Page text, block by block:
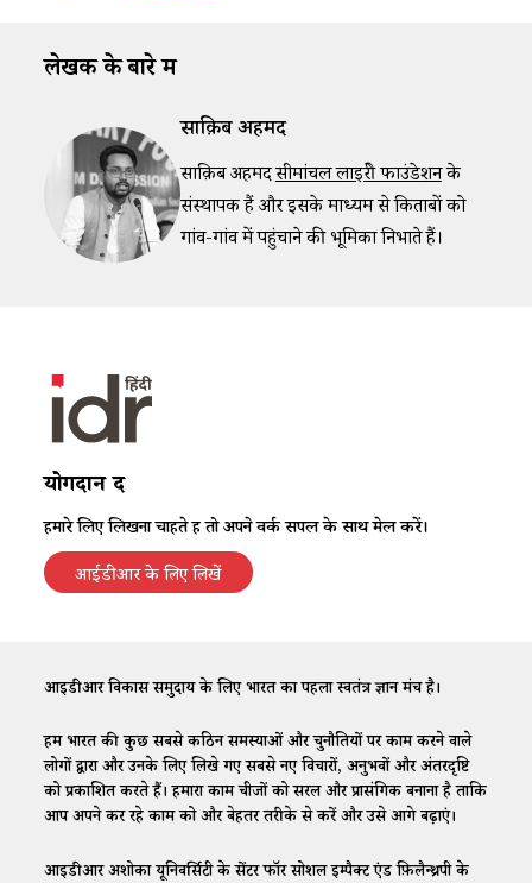
लेखक के बारे में
साक़िब अहमद
साक़िब अहमदसीमांचल लाइब्रेरी फाउंडेशनके
संस्थापक हैं और इसके माध्यम से किताबों को
गांव-गांव में पहुंचाने की भूमिका निभाते हैं।
योगदान दें
हमारे लिए लिखना चाहते हैं तो अपने वर्क सैंपल के साथ मेल करें।
आईडीआर के लिए लिखें
आईडीआर विकास समुदाय के लिए भारत का पहला स्वतंत्र ज्ञान मंच है।
हम भारत की कुछ सबसे कठिन समस्याओं और चुनौतियों पर काम करने वाले
लोगों द्वारा और उनके लिए लिखे गए सबसे नए विचारों, अनुभवों और अंतरदृष्टि
को प्रकाशित करते हैं। हमारा काम चीजों को सरल और प्रासंगिक बनाना है ताकि
आप अपने कर रहे काम को और बेहतर तरीके से करें और उसे आगे बढ़ाएं।
आईडीआर अशोका यूनिवर्सिटी के सेंटर फॉर सोशल इम्पैक्ट एंड फ़िलैन्थ्रपी के